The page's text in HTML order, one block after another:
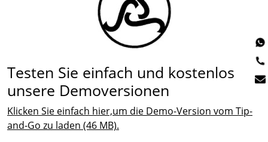
Testen Sie einfach und kostenlos
unsere Demoversionen
Klicken Sie einfach hier,um die Demo-Version vom Tip-
and-Go zu laden (46 MB).